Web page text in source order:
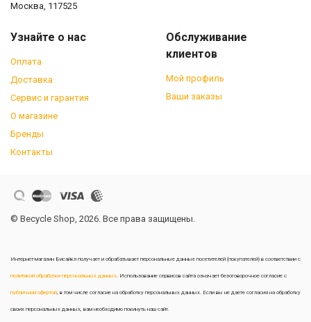
Москва, 117525
Узнайте о нас
Оплата
Доставка
Сервис и гарантия
О магазине
Бренды
Контакты
Обслуживание
клиентов
Мой профиль
Ваши заказы
© Becycle Shop, 2026. Все права защищены.
Интернет-магазин Бисайкл получает и обрабатывает персональные данные посетителей (покупателей) в соответствии с
политикой обработки персональных данных. Использование сервисов сайта означает безоговорочное согласие с
публичной офертой, в том числе согласие на обработку персональных данных. Если вы не даете согласия на обработку
своих персональных данных, вам необходимо покинуть наш сайт.